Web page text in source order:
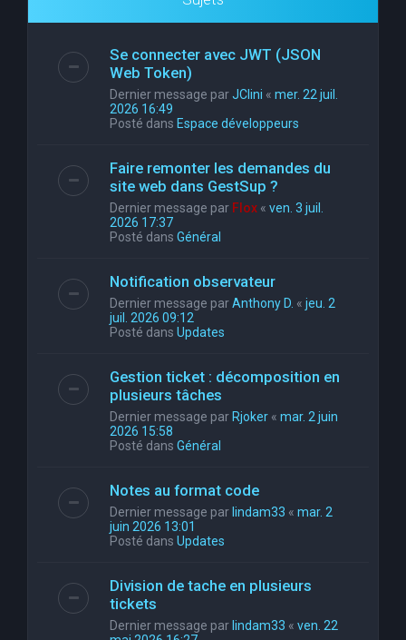
Se connecter avec JWT (JSON
Web Token)
Dernier message parJClini « mer. 22 juil.
2026 16:49
Posté dans Espace développeurs
Faire remonter les demandes du
site web dans GestSup ?
Dernier message par Flox « ven. 3 juil.
2026 17:37
Posté dans Général
Notification observateur
Dernier message parAnthony D. « jeu. 2
juil. 2026 09:12
Posté dans Updates
Gestion ticket : décomposition en
plusieurs tâches
Dernier message par Rjoker « mar. 2 juin
2026 15:58
Posté dans Général
Notes au format code
Dernier message par lindam33 « mar. 2
juin 2026 13:01
Posté dans Updates
Division de tache en plusieurs
tickets
Dernier message par lindam33 « ven. 22